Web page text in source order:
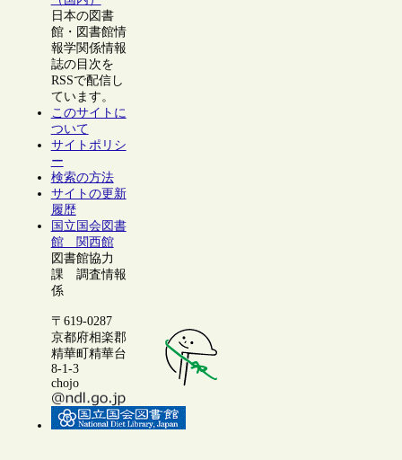
日本の図書
館・図書館情
報学関係情報
誌の目次を
RSSで配信し
ています。
このサイトに
ついて
サイトポリシ
ー
検索の方法
サイトの更新
履歴
国立国会図書
館 関西館
図書館協力
課 調査情報
係
〒619-0287
京都府相楽郡
精華町精華台
8-1-3
chojo